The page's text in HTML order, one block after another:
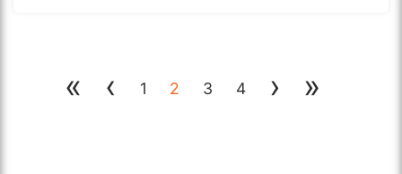
« ‹ 1 2 3 4 › »